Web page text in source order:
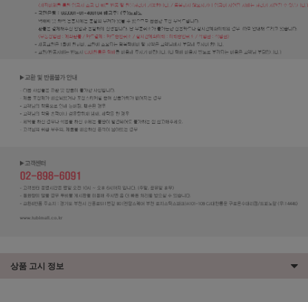
상품 고시 정보